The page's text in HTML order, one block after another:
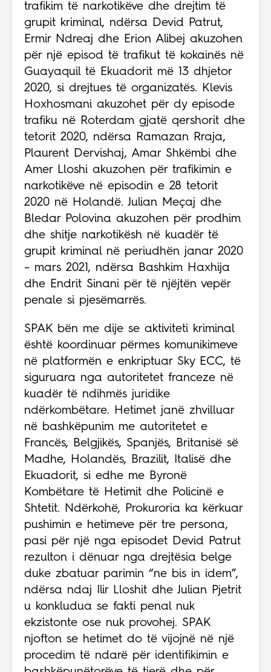
trafikim të narkotikëve dhe drejtim të
grupit kriminal, ndërsa Devid Patrut,
Ermir Ndreaj dhe Erion Alibej akuzohen
për një episod të trafikut të kokainës në
Guayaquil të Ekuadorit më 13 dhjetor
2020, si drejtues të organizatës. Klevis
Hoxhosmani akuzohet për dy episode
trafiku në Roterdam gjatë qershorit dhe
tetorit 2020, ndërsa Ramazan Rraja,
Plaurent Dervishaj, Amar Shkëmbi dhe
Amer Lloshi akuzohen për trafikimin e
narkotikëve në episodin e 28 tetorit
2020 në Holandë. Julian Meçaj dhe
Bledar Polovina akuzohen për prodhim
dhe shitje narkotikësh në kuadër të
grupit kriminal në periudhën janar 2020
– mars 2021, ndërsa Bashkim Haxhija
dhe Endrit Sinani për të njëjtën vepër
penale si pjesëmarrës.
SPAK bën me dije se aktiviteti kriminal
është koordinuar përmes komunikimeve
në platformën e enkriptuar Sky ECC, të
siguruara nga autoritetet franceze në
kuadër të ndihmës juridike
ndërkombëtare. Hetimet janë zhvilluar
në bashkëpunim me autoritetet e
Francës, Belgjikës, Spanjës, Britanisë së
Madhe, Holandës, Brazilit, Italisë dhe
Ekuadorit, si edhe me Byronë
Kombëtare të Hetimit dhe Policinë e
Shtetit. Ndërkohë, Prokuroria ka kërkuar
pushimin e hetimeve për tre persona,
pasi për një nga episodet Devid Patrut
rezulton i dënuar nga drejtësia belge
duke zbatuar parimin “ne bis in idem”,
ndërsa ndaj Ilir Lloshit dhe Julian Pjetrit
u konkludua se fakti penal nuk
ekzistonte ose nuk provohej. SPAK
njofton se hetimet do të vijojnë në një
procedim të ndarë për identifikimin e